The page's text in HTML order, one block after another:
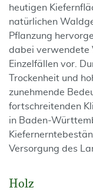
heutigen
natürlichen
Pflanzung
dabei verwendete
Einzelfällen vor.
Trockenheit und
zunehmende
fortschreitenden
in Baden-
Versorgung des
Holz